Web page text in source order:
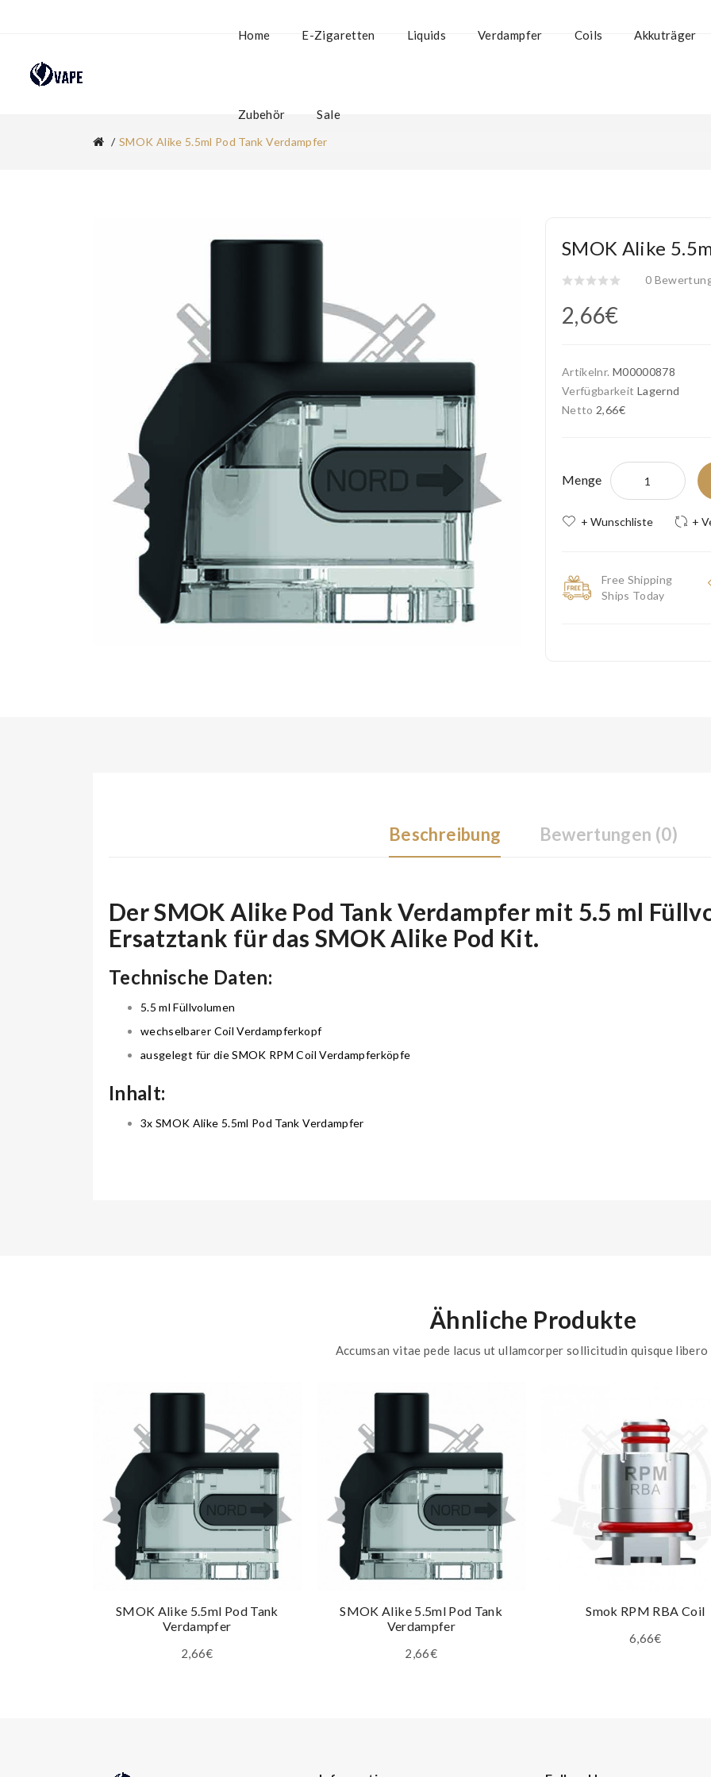
Home E-Zigaretten Liquids Verdampfer Coils Akkuträger
Zubehör Sale
SMOK Alike 5.5ml Pod Tank Verdampfer
SMOK Alike
0
2,66€
Artikelnr. M00000878
Verfügbarkeit Lagernd
Netto 2,66€
Menge
+ Wunschliste +
Free Shipping
Ships Today
Beschreibung Bewertungen (0)
Der SMOK Alike Pod Tank Verdampfer mit 5.5 ml
Ersatztank für das SMOK Alike Pod Kit.
Technische Daten:
5.5 ml Füllvolumen
wechselbarer Coil Verdampferkopf
ausgelegt für die SMOK RPM Coil Verdampferköpfe
Inhalt:
3x SMOK Alike 5.5ml Pod Tank Verdampfer
Ähnliche Produkte
Accumsan vitae pede lacus ut ullamcorper sollicitudin quisque libero
SMOK Alike 5.5ml Pod Tank
Verdampfer
2,66€
SMOK Alike 5.5ml Pod Tank
Verdampfer
2,66€
Smok RPM RBA Coil
6,66€